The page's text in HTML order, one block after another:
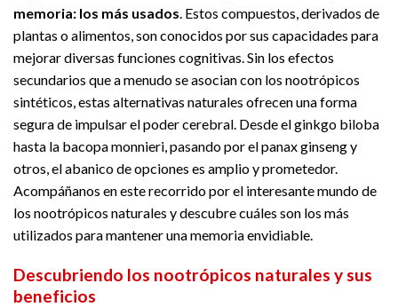
memoria: los más usados. Estos compuestos, derivados de
plantas o alimentos, son conocidos por sus capacidades para
mejorar diversas funciones cognitivas. Sin los efectos
secundarios que a menudo se asocian con los nootrópicos
sintéticos, estas alternativas naturales ofrecen una forma
segura de impulsar el poder cerebral. Desde el ginkgo biloba
hasta la bacopa monnieri, pasando por el panax ginseng y
otros, el abanico de opciones es amplio y prometedor.
Acompáñanos en este recorrido por el interesante mundo de
los nootrópicos naturales y descubre cuáles son los más
utilizados para mantener una memoria envidiable.
Descubriendo los nootrópicos naturales y sus
beneficios